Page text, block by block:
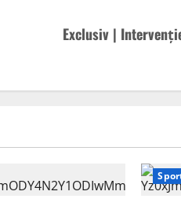
Exclusiv |